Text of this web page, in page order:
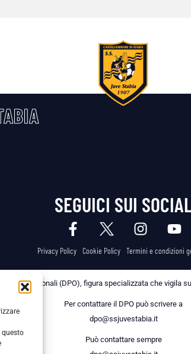
questo
SEGUICI SUI
Privacy Policy Cookie Policy Termini e condizioni
Dati Personali (DPO), figura specializzata che
Per contattare il DPO può scrivere a
dpo@ssjuvestabia.it
Può contattare sempre